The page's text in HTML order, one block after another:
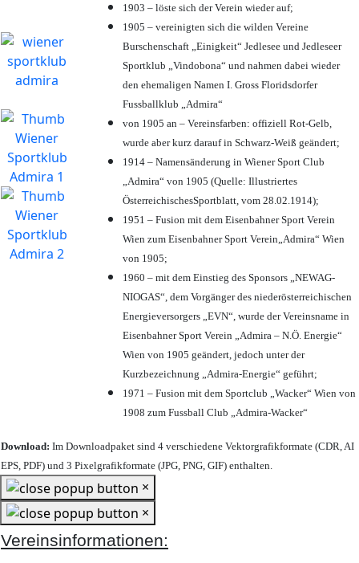
1903 – löste sich der Verein wieder auf;
1905 – vereinigten sich die wilden Vereine
Burschenschaft „Einigkeit“ Jedlesee und Jedleseer
Sportklub „Vindobona“ und nahmen dabei wieder
den ehemaligen Namen I. Gross Floridsdorfer
Fussballklub „Admira“
von 1905 an – Vereinsfarben: offiziell Rot-Gelb,
wurde aber kurz darauf in Schwarz-Weiß geändert;
1914 – Namensänderung in Wiener Sport Club
„Admira“ von 1905 (Quelle: Illustriertes
ÖsterreichischesSportblatt, vom 28.02.1914);
1951 – Fusion mit dem Eisenbahner Sport Verein
Wien zum Eisenbahner Sport Verein„Admira“ Wien
von 1905;
1960 – mit dem Einstieg des Sponsors „NEWAG-
NIOGAS“, dem Vorgänger des niederösterreichischen
Energieversorgers „EVN“, wurde der Vereinsname in
Eisenbahner Sport Verein „Admira – N.Ö. Energie“
Wien von 1905 geändert, jedoch unter der
Kurzbezeichnung „Admira-Energie“ geführt;
1971 – Fusion mit dem Sportclub „Wacker“ Wien von
1908 zum Fussball Club „Admira-Wacker“
Download: Im Downloadpaket sind 4 verschiedene Vektorgrafikformate (CDR, AI
EPS, PDF) und 3 Pixelgrafikformate (JPG, PNG, GIF) enthalten.
×
×
Vereinsinformationen: